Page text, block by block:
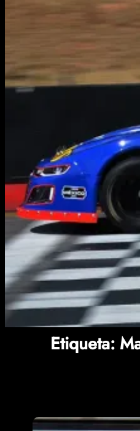
Etiqueta: